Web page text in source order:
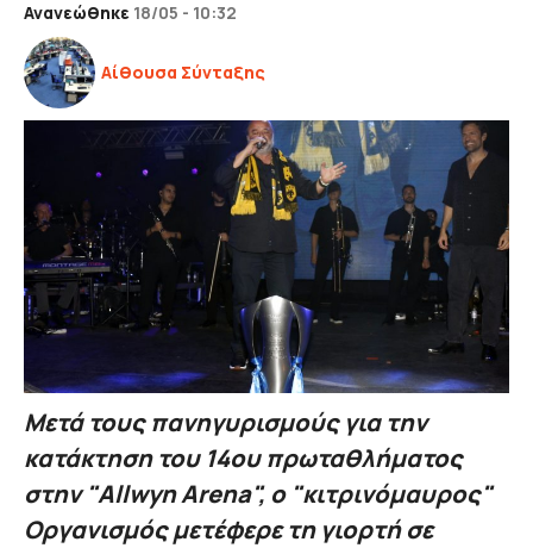
Ανανεώθηκε 18/05 - 10:32
Αίθουσα Σύνταξης
Μετά τους πανηγυρισμούς για την
κατάκτηση του 14ου πρωταθλήματος
στην "Allwyn Arena", ο "κιτρινόμαυρος"
Οργανισμός μετέφερε τη γιορτή σε